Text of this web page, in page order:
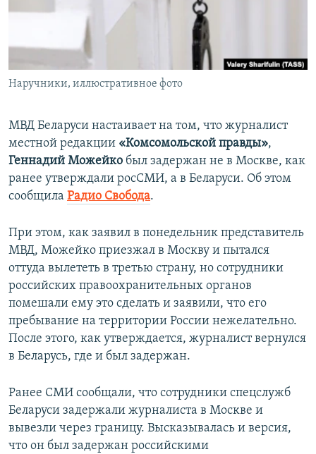
ПОБЕДИТЕЛЕЙ НЕ СУДЯТ?
КРЫМ.НЕПОКОРЕННЫЙ
УКРАИНСКАЯ ПРОБЛЕМА КРЫМА
ПРИСОЕДИНЯЙТЕСЬ!
Наручники, иллюстративное фото
МВД Беларуси настаивает на том, что журналист
местной редакции «Комсомольской правды»,
Геннадий Можейко был задержан не в Москве, как
ранее утверждали росСМИ, а в Беларуси. Об этом
сообщила Радио Свобода.
При этом, как заявил в понедельник представитель
МВД, Можейко приезжал в Москву и пытался
оттуда вылететь в третью страну, но сотрудники
российских правоохранительных органов
помешали ему это сделать и заявили, что его
пребывание на территории России нежелательно.
После этого, как утверждается, журналист вернулся
в Беларусь, где и был задержан.
Ранее СМИ сообщали, что сотрудники спецслужб
Беларуси задержали журналиста в Москве и
вывезли через границу. Высказывалась и версия,
что он был задержан российскими